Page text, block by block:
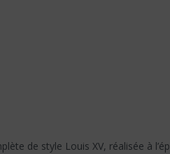
de style Louis XV, réalisée à